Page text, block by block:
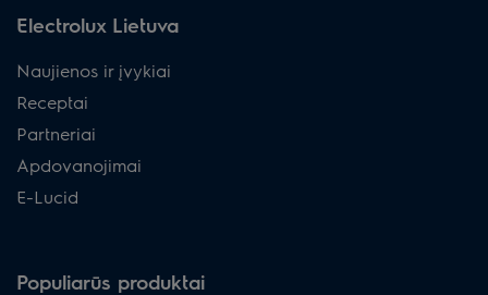
Electrolux Lietuva
Naujienos ir įvykiai
Receptai
Partneriai
Apdovanojimai
E-Lucid
Populiarūs produktai